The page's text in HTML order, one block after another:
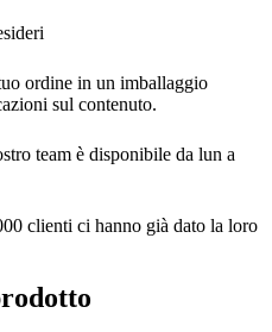
ordine in un imballaggio
sul contenuto.
team è disponibile da lun a
clienti ci hanno già dato la loro